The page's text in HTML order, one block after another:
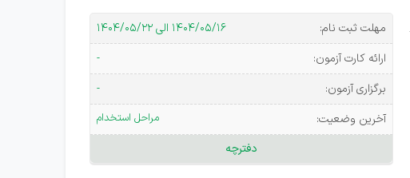
مهلت ثبت نام:
۱۴۰۴/۰۵/۱۶ الی ۱۴۰۴/۰۵/۲۲
ارائه کارت آزمون:
-
برگزاری آزمون:
-
آخرین وضعیت:
مراحل استخدام
دفترچه